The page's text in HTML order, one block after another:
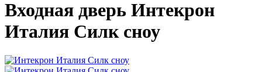
Входная дверь Интекрон
Италия Силк сноу